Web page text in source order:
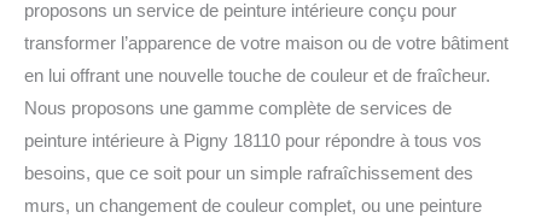
proposons un service de peinture intérieure conçu pour
transformer l’apparence de votre maison ou de votre bâtiment
en lui offrant une nouvelle touche de couleur et de fraîcheur.
Nous proposons une gamme complète de services de
peinture intérieure à Pigny 18110 pour répondre à tous vos
besoins, que ce soit pour un simple rafraîchissement des
murs, un changement de couleur complet, ou une peinture